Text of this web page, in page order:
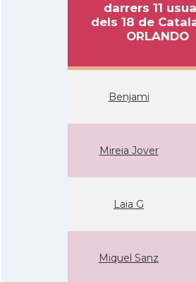
darrers 11
dels 18 de
ORLANDO
Benjami
Mireia Jover
Laia G
Miquel Sanz